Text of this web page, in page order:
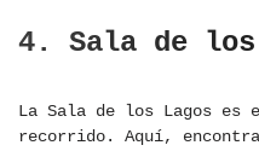
4. Sala de los
La Sala de los Lagos es
recorrido. Aquí,